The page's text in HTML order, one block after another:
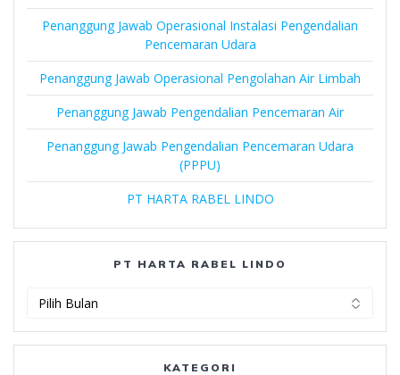
Penanggung Jawab Operasional Instalasi Pengendalian
Pencemaran Udara
Penanggung Jawab Operasional Pengolahan Air Limbah
Penanggung Jawab Pengendalian Pencemaran Air
Penanggung Jawab Pengendalian Pencemaran Udara
(PPPU)
PT HARTA RABEL LINDO
PT HARTA RABEL LINDO
Rabel
Lindo
KATEGORI